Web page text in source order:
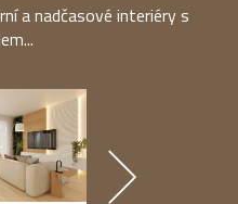
a nadčasové interiéry s